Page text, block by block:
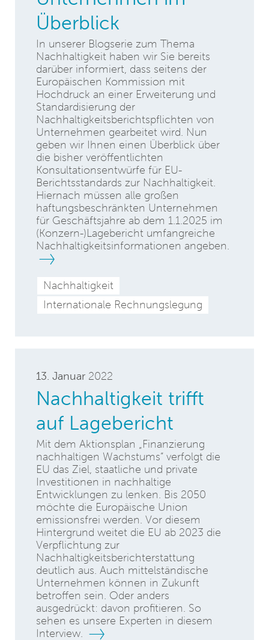
Überblick
In unserer Blogserie zum Thema
Nachhaltigkeit haben wir Sie bereits
darüber informiert, dass seitens der
Europäischen Kommission mit
Hochdruck an einer Erweiterung und
Standardisierung der
Nachhaltigkeitsberichtspflichten von
Unternehmen gearbeitet wird. Nun
geben wir Ihnen einen Überblick über
die bisher veröffentlichten
Konsultationsentwürfe für EU-
Berichtsstandards zur Nachhaltigkeit.
Hiernach müssen alle großen
haftungsbeschränkten Unternehmen
für Geschäftsjahre ab dem 1.1.2025 im
(Konzern-)Lagebericht umfangreiche
Nachhaltigkeitsinformationen angeben.
Nachhaltigkeit
Internationale Rechnungslegung
13. Januar 2022
Nachhaltigkeit trifft
auf Lagebericht
Mit dem Aktionsplan „Finanzierung
nachhaltigen Wachstums“ verfolgt die
EU das Ziel, staatliche und private
Investitionen in nachhaltige
Entwicklungen zu lenken. Bis 2050
möchte die Europäische Union
emissionsfrei werden. Vor diesem
Hintergrund weitet die EU ab 2023 die
Verpflichtung zur
Nachhaltigkeitsberichterstattung
deutlich aus. Auch mittelständische
Unternehmen können in Zukunft
betroffen sein. Oder anders
ausgedrückt: davon profitieren. So
sehen es unsere Experten in diesem
Interview.